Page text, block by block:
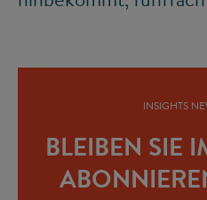
INSIGHTS
BLEIBEN SIE